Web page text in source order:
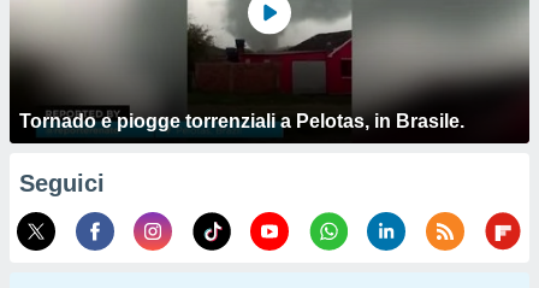
Tornado e piogge torrenziali a Pelotas, in Brasile.
Seguici